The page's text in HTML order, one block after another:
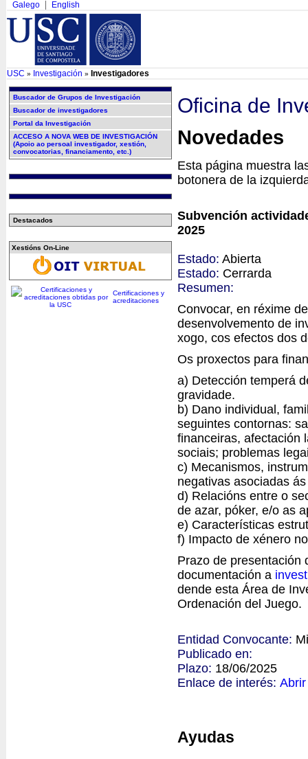
Galego English
USC » Investigación » Investigadores
Buscador de Grupos de Investigación
Buscador de investigadores
Portal da Investigación
ACCESO A NOVA WEB DE INVESTIGACIÓN
(Apoio ao persoal investigador, xestión,
convocatorias, financiamento, etc.)
Destacados
Xestións On-Line
Certificaciones y
acreditaciones
Oficina de
Novedades
Esta página muestra
botonera de la
Subvención
2025
Estado: Abierta
Estado: Cerrarda
Resumen:
Convocar, en réxime
desenvolvemento de
xogo, cos efectos dos
Os proxectos para
a) Detección temperá
gravidade.
b) Dano individual,
seguintes contornas:
financeiras, afectación
sociais; problemas
c) Mecanismos,
negativas asociadas
d) Relacións entre o
de azar, póker, e/o as
e) Características
f) Impacto de xénero
Prazo de
documentación a
dende esta Área de
Ordenación del Juego.
Entidad Convocante:
Publicado en:
Plazo: 18/06/2025
Enlace de interés:
Ayudas